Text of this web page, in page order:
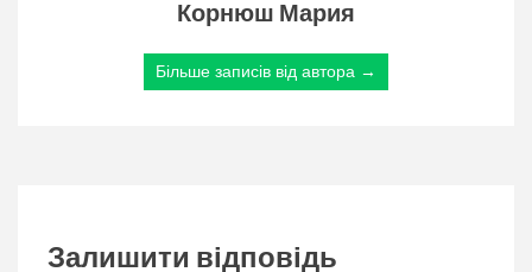
Корнюш Мария
Більше записів від автора →
Залишити відповідь